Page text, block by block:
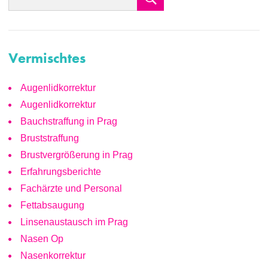
Vermischtes
Augenlidkorrektur
Augenlidkorrektur
Bauchstraffung in Prag
Bruststraffung
Brustvergrößerung in Prag
Erfahrungsberichte
Fachärzte und Personal
Fettabsaugung
Linsenaustausch im Prag
Nasen Op
Nasenkorrektur